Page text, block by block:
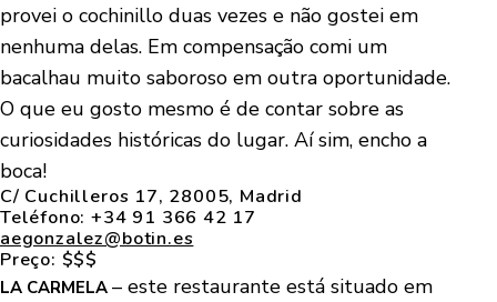
provei o cochinillo duas vezes e não gostei em
nenhuma delas. Em compensação comi um
bacalhau muito saboroso em outra oportunidade.
O que eu gosto mesmo é de contar sobre as
curiosidades históricas do lugar. Aí sim, encho a
boca!
C/ Cuchilleros 17, 28005, Madrid
Teléfono: +34 91 366 42 17
aegonzalez@botin.es
Preço: $$$
LA CARMELA – este restaurante está situado em